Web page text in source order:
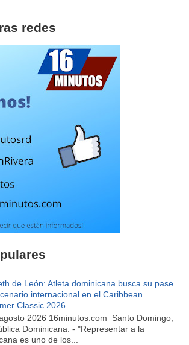
redes
de León: Atleta dominicana busca su pase
internacional en el Caribbean
Classic 2026
2026 16minutos.com Santo Domingo,
Dominicana. - "Representar a la
es uno de los...